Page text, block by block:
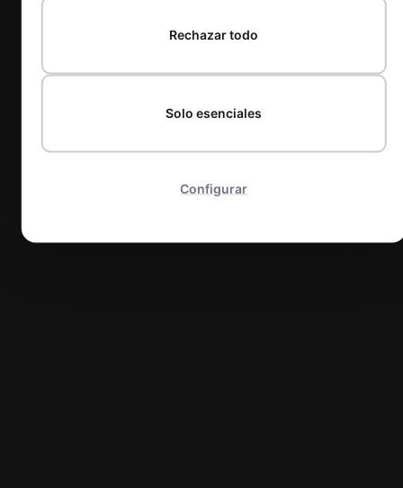
Configurar
Solo esenciales
Rechazar todo